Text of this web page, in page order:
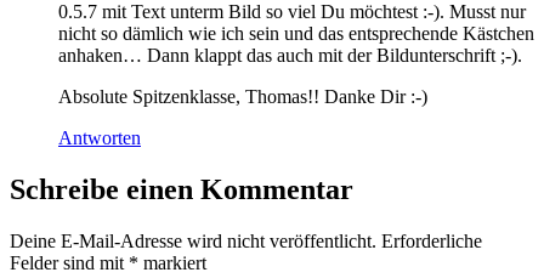
0.5.7 mit Text unterm Bild so viel Du möchtest :-). Musst nur
nicht so dämlich wie ich sein und das entsprechende Kästchen
anhaken… Dann klappt das auch mit der Bildunterschrift ;-).
Absolute Spitzenklasse, Thomas!! Danke Dir :-)
Antworten
Schreibe einen Kommentar
Deine E-Mail-Adresse wird nicht veröffentlicht. Erforderliche
Felder sind mit * markiert